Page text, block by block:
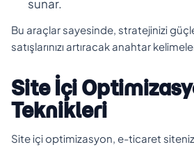
sunar.
Bu araçlar sayesinde, stratejinizi
satışlarınızı artıracak anahtar
Site İçi
Teknikleri
Site içi optimizasyon, e-ticaret